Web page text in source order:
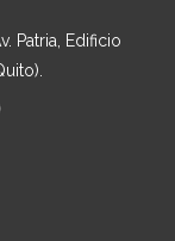
Patria, Edificio